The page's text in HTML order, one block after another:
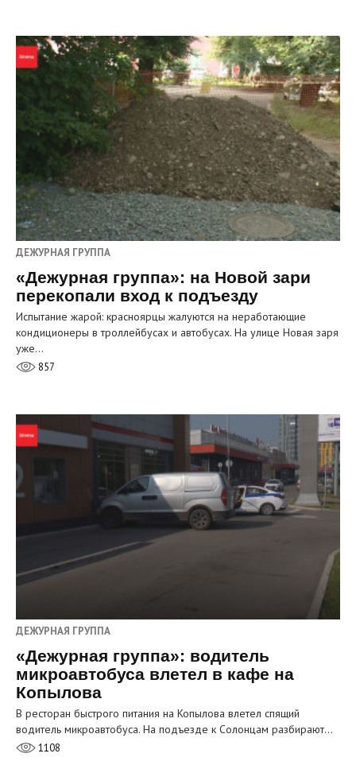
ДЕЖУРНАЯ ГРУППА
«Дежурная группа»: на Новой зари
перекопали вход к подъезду
Испытание жарой: красноярцы жалуются на неработающие
кондиционеры в троллейбусах и автобусах. На улице Новая заря
уже…
857
ДЕЖУРНАЯ ГРУППА
«Дежурная группа»: водитель
микроавтобуса влетел в кафе на
Копылова
В ресторан быстрого питания на Копылова влетел спящий
водитель микроавтобуса. На подъезде к Солонцам разбирают…
1108